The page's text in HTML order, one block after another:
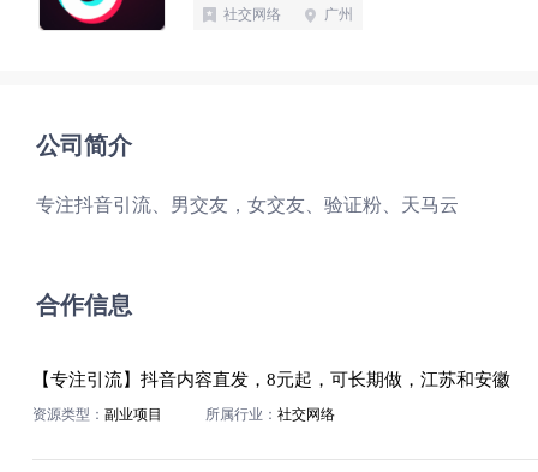
社交网络 广州
公司简介
专注抖音引流、男交友，女交友、验证粉、天马云
合作信息
【专注引流】抖音内容直发，8元起，可长期做，江苏和安徽
资源类型： 副业项目 所属行业： 社交网络